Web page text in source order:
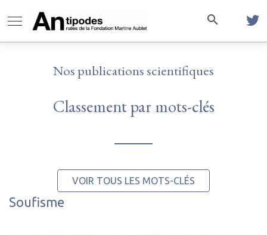
Nos publications scientifiques
Classement par mots-clés
VOIR TOUS LES MOTS-CLÉS
Soufisme